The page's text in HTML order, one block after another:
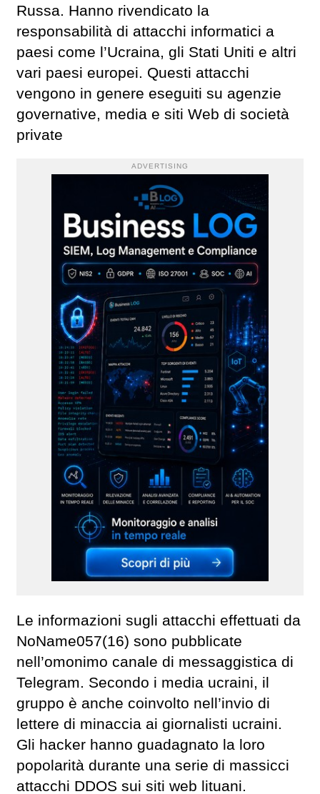
Russa. Hanno rivendicato la
responsabilità di attacchi informatici a
paesi come l’Ucraina, gli Stati Uniti e altri
vari paesi europei. Questi attacchi
vengono in genere eseguiti su agenzie
governative, media e siti Web di società
private
ADVERTISING
Le informazioni sugli attacchi effettuati da
NoName057(16) sono pubblicate
nell’omonimo canale di messaggistica di
Telegram. Secondo i media ucraini, il
gruppo è anche coinvolto nell’invio di
lettere di minaccia ai giornalisti ucraini.
Gli hacker hanno guadagnato la loro
popolarità durante una serie di massicci
attacchi DDOS sui siti web lituani.